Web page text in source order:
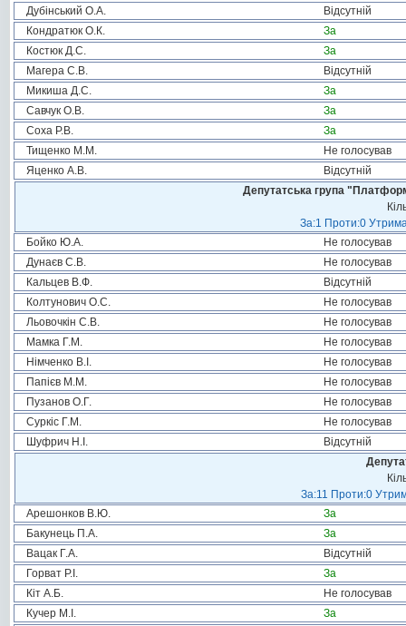
Дубінський О.А.
Відсутній
Кондратюк О.К.
За
Костюк Д.С.
За
Магера С.В.
Відсутній
Микиша Д.С.
За
Савчук О.В.
За
Соха Р.В.
За
Тищенко М.М.
Не голосував
Яценко А.В.
Відсутній
Депутатська група
За:1 Проти:0
Бойко Ю.А.
Не голосував
Дунаєв С.В.
Не голосував
Кальцев В.Ф.
Відсутній
Колтунович О.С.
Не голосував
Льовочкін С.В.
Не голосував
Мамка Г.М.
Не голосував
Німченко В.І.
Не голосував
Папієв М.М.
Не голосував
Пузанов О.Г.
Не голосував
Суркіс Г.М.
Не голосував
Шуфрич Н.І.
Відсутній
За:11 Проти:0
Арешонков В.Ю.
За
Бакунець П.А.
За
Вацак Г.А.
Відсутній
Горват Р.І.
За
Кіт А.Б.
Не голосував
Кучер М.І.
За